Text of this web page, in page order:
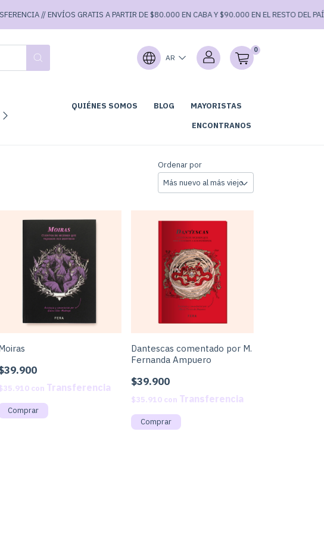
// ENVÍOS GRATIS A PARTIR DE $80.000 EN CABA Y $90.000 EN EL RESTO DEL PAÍS.
AR
0
DE LECTURA
QUIÉNES SOMOS BLOG
MAYORISTAS
ENCONTRANOS
Ordenar por
con
Dantescas comentado por M.
Fernanda Ampuero
$39.900
$35.910 con